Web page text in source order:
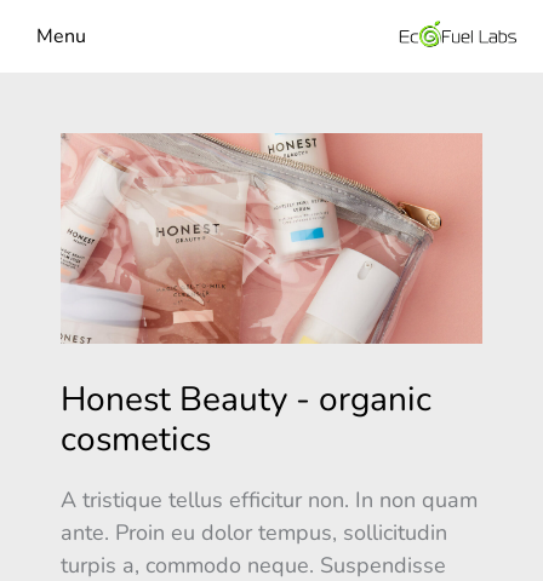
Menu
Honest Beauty - organic
cosmetics
A tristique tellus efficitur non. In non quam
ante. Proin eu dolor tempus, sollicitudin
turpis a, commodo neque. Suspendisse